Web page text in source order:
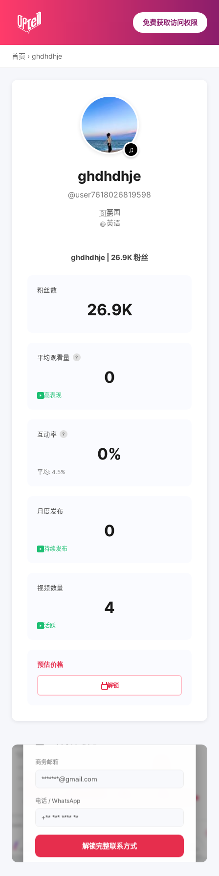
免费获取访问权限
首页 › ghdhdhje
ghdhdhje
@user7618026819598
🇬🇧英国
🌐 英语
ghdhdhje | 26.9K 粉丝
粉丝数
26.9K
平均观看量 ?
0
高表现
互动率 ?
0%
平均: 4.5%
月度发布
0
持续发布
视频数量
4
活跃
预估价格
解锁
商务邮箱
电话 / WhatsApp
解锁完整联系方式